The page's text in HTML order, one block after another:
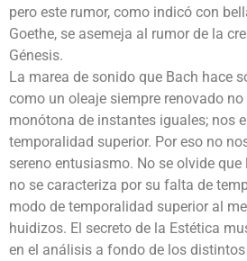
pero este rumor, como indicó con
Goethe, se asemeja al rumor de la
Génesis.
La marea de sonido que Bach hace
como un oleaje siempre renovado
monótona de instantes iguales; nos
temporalidad superior. Por eso no
sereno entusiasmo. No se olvide
no se caracteriza por su falta de
modo de temporalidad superior al
huidizos. El secreto de la Estética
en el análisis a fondo de los